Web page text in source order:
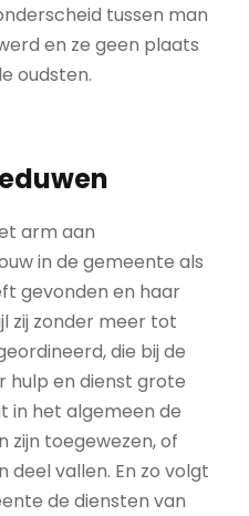
tussen man
en ze geen plaats
oudsten.
arm aan
in de gemeente als
gevonden en haar
zij zonder meer tot
die bij de
hulp en dienst grote
in het algemeen de
zijn toegewezen, of
deel vallen. En zo volgt
de diensten van